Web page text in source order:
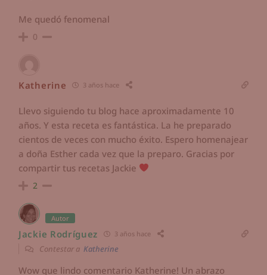
Me quedó fenomenal
0
Katherine 3 años hace
Llevo siguiendo tu blog hace aproximadamente 10
años. Y esta receta es fantástica. La he preparado
cientos de veces con mucho éxito. Espero homenajear
a doña Esther cada vez que la preparo. Gracias por
compartir tus recetas Jackie
2
Autor
Jackie Rodríguez 3 años hace
Contestar a Katherine
Wow que lindo comentario Katherine! Un abrazo